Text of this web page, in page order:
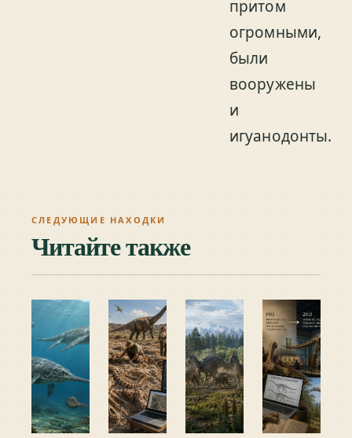
притом
огромными,
были
вооружены
и
игуанодонты.
СЛЕДУЮЩИЕ НАХОДКИ
Читайте также